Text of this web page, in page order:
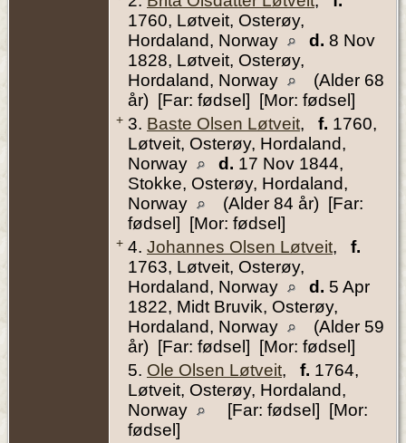
1760, Løtveit, Osterøy,
Hordaland, Norway
d. 8 Nov
1828, Løtveit, Osterøy,
Hordaland, Norway
(Alder 68
år) [Far: fødsel] [Mor: fødsel]
+ 3. Baste Olsen Løtveit, f. 1760,
Løtveit, Osterøy, Hordaland,
Norway
d. 17 Nov 1844,
Stokke, Osterøy, Hordaland,
Norway
(Alder 84 år) [Far:
fødsel] [Mor: fødsel]
+ 4. Johannes Olsen Løtveit, f.
1763, Løtveit, Osterøy,
Hordaland, Norway
d. 5 Apr
1822, Midt Bruvik, Osterøy,
Hordaland, Norway
(Alder 59
år) [Far: fødsel] [Mor: fødsel]
5. Ole Olsen Løtveit, f. 1764,
Løtveit, Osterøy, Hordaland,
Norway
[Far: fødsel] [Mor:
fødsel]